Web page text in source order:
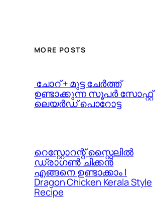
MORE POSTS
️ ചോറ് + മുട്ട ചേർത്ത്
ഉണ്ടാക്കുന്ന സൂപർ സോഫ്റ്റ്
ലെയർഡ് പൊറോട്ട
റെസ്റ്റോറന്റ് സ്റ്റൈലിൽ
ഡ്രാഗൺ ചിക്കൻ
എങ്ങനെ ഉണ്ടാക്കാം |
Dragon Chicken Kerala Style
Recipe